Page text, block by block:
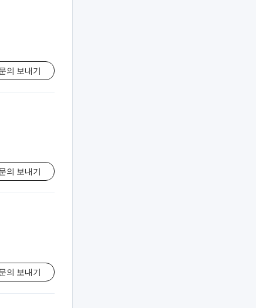
의 보내기
의 보내기
의 보내기